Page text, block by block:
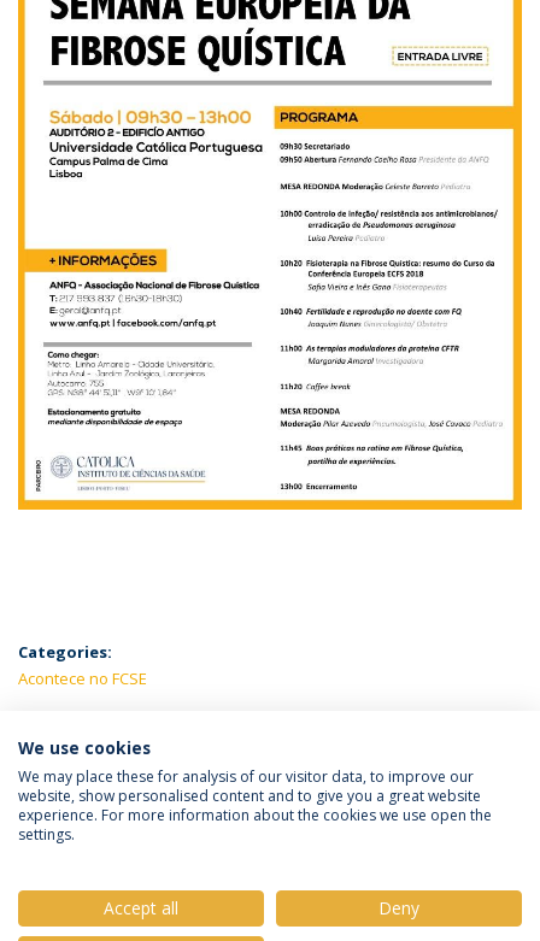
Categories:
Acontece no FCSE
LATEST NEWS
Política de Privacidade
Termos e Condições
We use cookies
We may place these for analysis of our visitor data, to improve our
website, show personalised content and to give you a great website
experience. For more information about the cookies we use open the
settings.
Accept all Deny